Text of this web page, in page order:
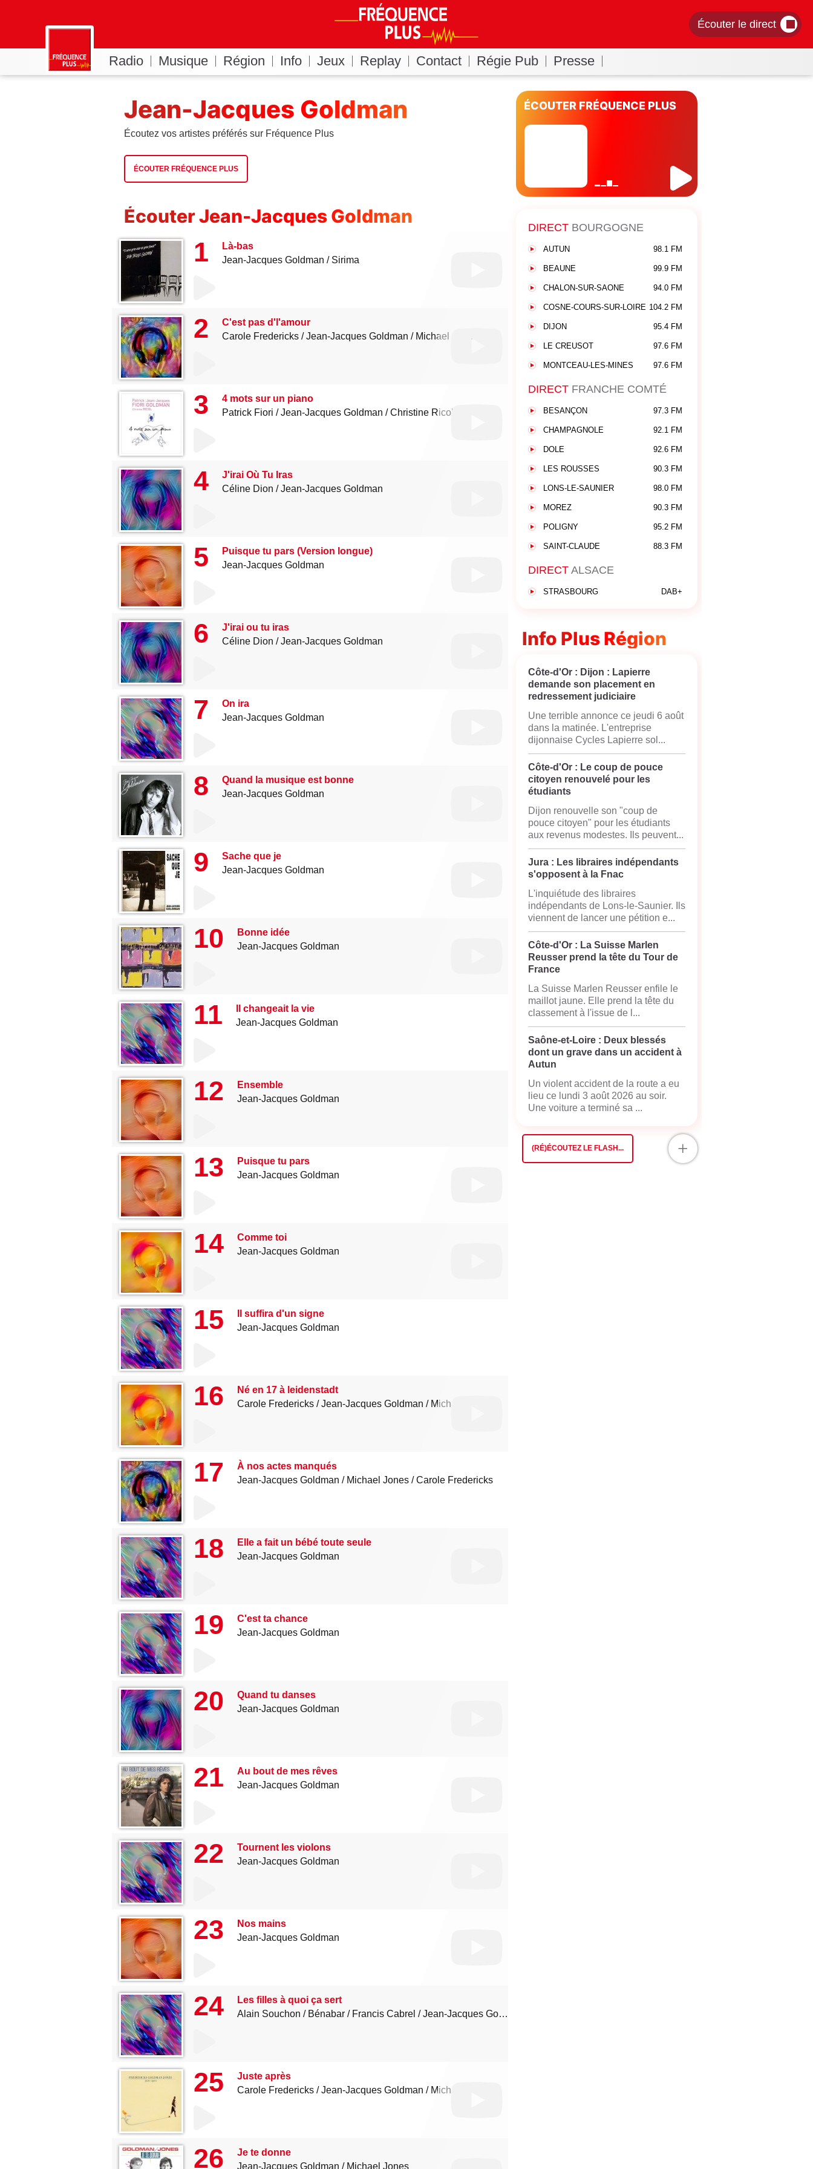
Écouter le direct
Radio Musique Région Info Jeux Replay Contact Régie Pub Presse
Jean-Jacques Goldman
Écoutez vos artistes préférés sur Fréquence Plus
ÉCOUTER FRÉQUENCE PLUS
Écouter Jean-Jacques Goldman
1
Là-bas
Jean-Jacques Goldman
Sirima
2
C'est pas d'l'amour
Carole Fredericks
Jean-Jacques Goldman Michael Jones
3
4 mots sur un piano
Patrick Fiori
Jean-Jacques Goldman Christine Ricol
4
J'irai Où Tu Iras
Céline Dion
Jean-Jacques Goldman
5
Puisque tu pars (Version longue)
Jean-Jacques Goldman
6
J'irai ou tu iras
Céline Dion
Jean-Jacques Goldman
7
On ira
Jean-Jacques Goldman
8
Quand la musique est bonne
Jean-Jacques Goldman
9
Sache que je
Jean-Jacques Goldman
10
Bonne idée
Jean-Jacques Goldman
11
Il changeait la vie
Jean-Jacques Goldman
12
Ensemble
Jean-Jacques Goldman
13
Puisque tu pars
Jean-Jacques Goldman
14
Comme toi
Jean-Jacques Goldman
15
Il suffira d'un signe
Jean-Jacques Goldman
16
Né en 17 à leidenstadt
Carole Fredericks
Jean-Jacques Goldman Michael Jones
17
À nos actes manqués
Jean-Jacques Goldman
Michael Jones Carole Fredericks
18
Elle a fait un bébé toute seule
Jean-Jacques Goldman
19
C'est ta chance
Jean-Jacques Goldman
20
Quand tu danses
Jean-Jacques Goldman
21
Au bout de mes rêves
Jean-Jacques Goldman
22
Tournent les violons
Jean-Jacques Goldman
23
Nos mains
Jean-Jacques Goldman
24
Les filles à quoi ça sert
Alain Souchon
Bénabar Francis Cabrel Jean-Jacques Goldman
25
Juste après
Carole Fredericks
Jean-Jacques Goldman Michael Jones
26
Je te donne
Jean-Jacques Goldman
Michael Jones
ÉCOUTER FRÉQUENCE PLUS
DIRECTBOURGOGNE
AUTUN 98.1 FM
BEAUNE 99.9 FM
CHALON-SUR-SAONE 94.0 FM
COSNE-COURS-SUR-LOIRE 104.2 FM
DIJON 95.4 FM
LE CREUSOT 97.6 FM
MONTCEAU-LES-MINES 97.6 FM
DIRECTFRANCHE COMTÉ
BESANÇON 97.3 FM
CHAMPAGNOLE 92.1 FM
DOLE 92.6 FM
LES ROUSSES 90.3 FM
LONS-LE-SAUNIER 98.0 FM
MOREZ 90.3 FM
POLIGNY 95.2 FM
SAINT-CLAUDE 88.3 FM
DIRECTALSACE
STRASBOURG DAB+
Info Plus Région
Côte-d'Or : Dijon : Lapierre
demande son placement en
redressement judiciaire
Une terrible annonce ce jeudi 6 août
dans la matinée. L'entreprise
dijonnaise Cycles Lapierre sol...
Côte-d'Or : Le coup de pouce
citoyen renouvelé pour les
étudiants
Dijon renouvelle son "coup de
pouce citoyen" pour les étudiants
aux revenus modestes. Ils peuvent...
Jura : Les libraires indépendants
s'opposent à la Fnac
L'inquiétude des libraires
indépendants de Lons-le-Saunier. Ils
viennent de lancer une pétition e...
Côte-d'Or : La Suisse Marlen
Reusser prend la tête du Tour de
France
La Suisse Marlen Reusser enfile le
maillot jaune. Elle prend la tête du
classement à l'issue de l...
Saône-et-Loire : Deux blessés
dont un grave dans un accident à
Autun
Un violent accident de la route a eu
lieu ce lundi 3 août 2026 au soir.
Une voiture a terminé sa ...
(RÉ)ÉCOUTEZ LE FLASH... +